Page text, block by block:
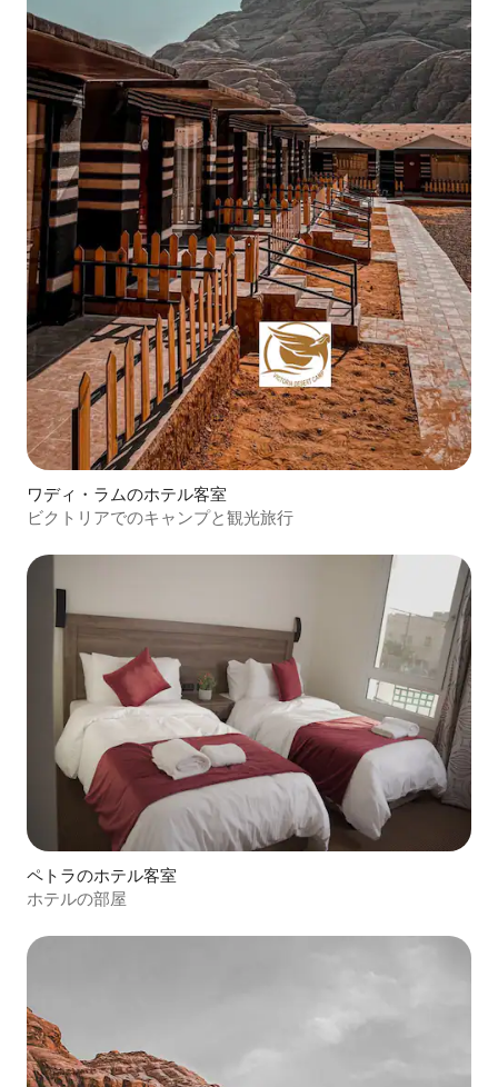
ワディ・ラムのホテル客室
ビクトリアでのキャンプと観光旅行
ペトラのホテル客室
ホテルの部屋